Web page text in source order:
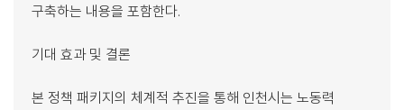
구축하는 내용을 포함한다.
기대 효과 및 결론
본 정책 패키지의 체계적 추진을 통해 인천시는 노동력